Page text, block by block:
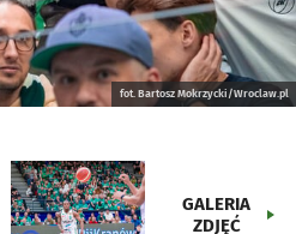
fot. Bartosz Mokrzycki/Wroclaw.pl
GALERIA
ZDJĘĆ